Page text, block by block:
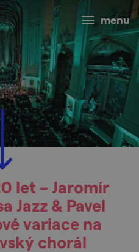
menu
let – Jaromír
Jazz & Pavel
variace na
chorál